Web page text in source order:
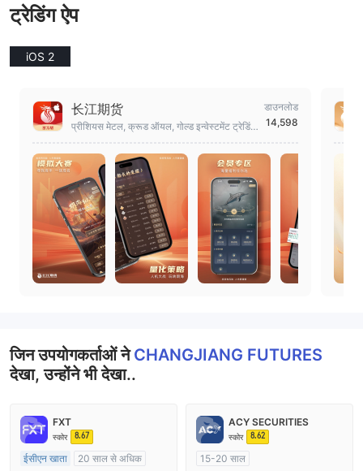
ट्रेडिंग ऐप
iOS 2
长江期货
प्रीशियस मेटल, क्रूड ऑयल, गोल्ड इन्वेस्टमेंट ट्रेडिंग
डाउनलोड
14,598
जिन उपयोगकर्ताओं नेCHANGJIANG FUTURES
देखा, उन्होंने भी देखा..
FXT
स्कोर 8.67
ईसीएन खाता
20 साल से अधिक
ACY SECURITIES
स्कोर 8.62
15-20 साल